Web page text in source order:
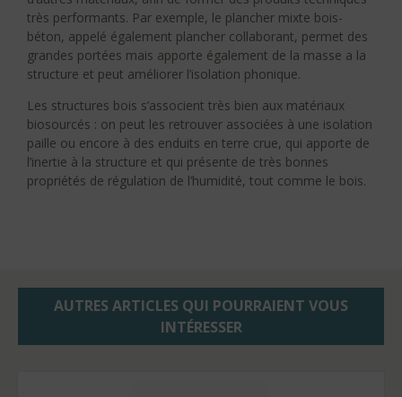
très performants. Par exemple, le plancher mixte bois-
béton, appelé également plancher collaborant, permet des
grandes portées mais apporte également de la masse a la
structure et peut améliorer l’isolation phonique.
Les structures bois s’associent très bien aux matériaux
biosourcés : on peut les retrouver associées à une isolation
paille ou encore à des enduits en terre crue, qui apporte de
l’inertie à la structure et qui présente de très bonnes
propriétés de régulation de l’humidité, tout comme le bois.
AUTRES ARTICLES QUI POURRAIENT VOUS
INTÉRESSER